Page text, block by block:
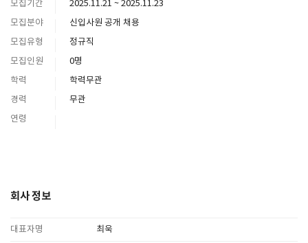
모집기간
2025.11.21 ~ 2025.11.23
모집분야
신입사원 공개 채용
모집유형
정규직
모집인원
0명
학력
학력무관
경력
무관
연령
회사 정보
대표자명 최욱